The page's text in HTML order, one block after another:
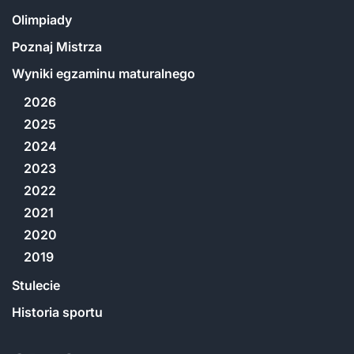
Olimpiady
Poznaj Mistrza
Wyniki egzaminu maturalnego
2026
2025
2024
2023
2022
2021
2020
2019
Stulecie
Historia sportu